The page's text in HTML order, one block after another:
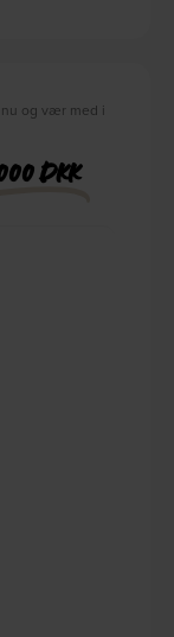
og vær med i
DKK